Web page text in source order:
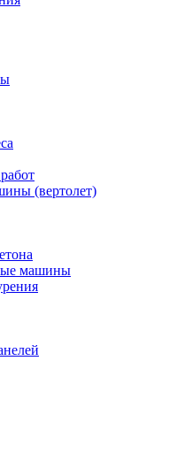
(вертолет)
машины